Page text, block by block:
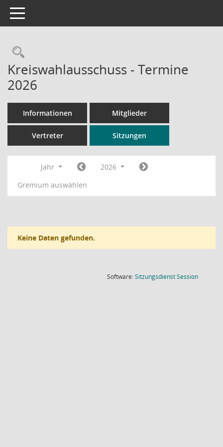
Toggle navigation
Rechercheauswahl
Kreiswahlausschuss - Termine
2026
Informationen Mitglieder
Vertreter Sitzungen
Jahr
2026
Gremium auswählen
Keine Daten gefunden.
Software:SitzungsdienstSession(Wird in